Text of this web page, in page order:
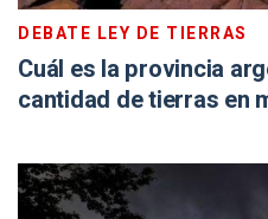
DEBATE LEY DE TIERRAS
Cuál es la provincia
cantidad de tierras en